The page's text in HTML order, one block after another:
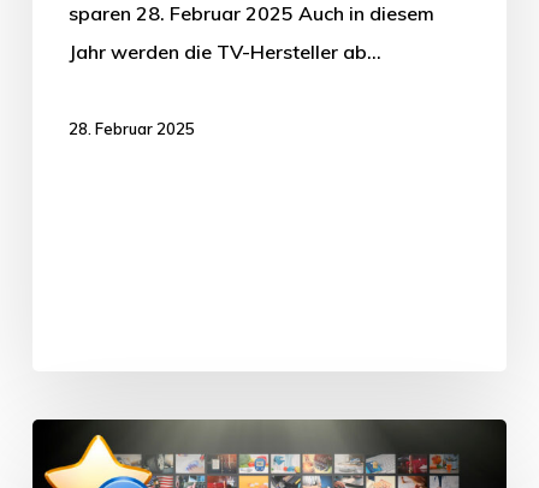
sparen 28. Februar 2025 Auch in diesem
Jahr werden die TV-Hersteller ab…
28. Februar 2025